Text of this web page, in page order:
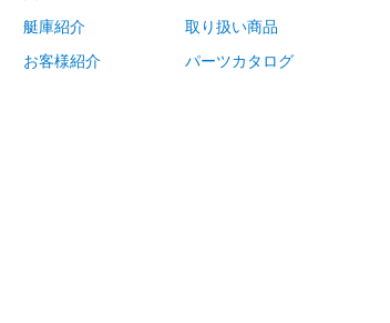
艇庫紹介
お客様紹介
取り扱い商品
パーツカタログ